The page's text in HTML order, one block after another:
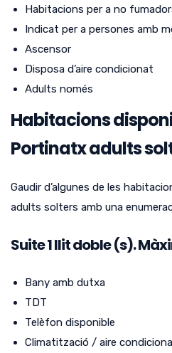
Habitacions per a no
Indicat per a persones amb
Ascensor
Disposa d’aire condicionat
Adults només
Habitacions
Portinatx adults
Gaudir d’algunes de les
adults solters amb una
Suite1llit doble (s).
Bany amb dutxa
TDT
Telèfon disponible
Climatització / aire